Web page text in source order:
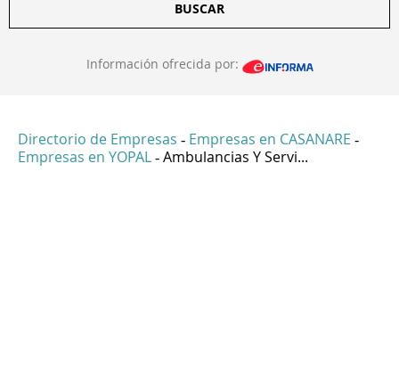
BUSCAR
Información ofrecida por:
Directorio de Empresas - Empresas en CASANARE -
Empresas en YOPAL - Ambulancias Y Servi...